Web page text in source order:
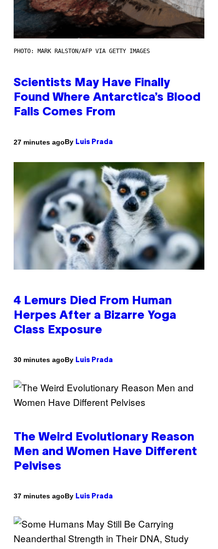
PHOTO: MARK RALSTON/AFP VIA GETTY IMAGES
Scientists May Have Finally
Found Where Antarctica’s Blood
Falls Comes From
27 minutes agoBy Luis Prada
4 Lemurs Died From Human
Herpes After a Bizarre Yoga
Class Exposure
30 minutes agoBy Luis Prada
The Weird Evolutionary Reason
Men and Women Have Different
Pelvises
37 minutes agoBy Luis Prada